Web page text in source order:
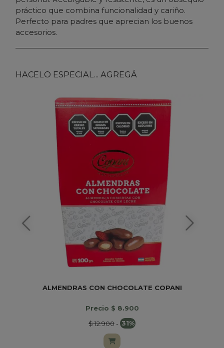
práctico que combina funcionalidad y cariño.
Perfecto para padres que aprecian los buenos
accesorios.
HACELO ESPECIAL... AGREGÁ
ALMENDRAS CON CHOCOLATE COPANI
Precio $ 8.900
$ 12.900- 31%